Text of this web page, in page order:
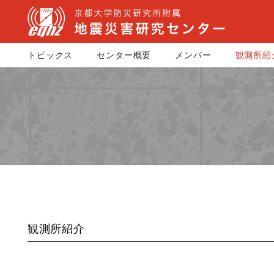
トピックス センター概要 メンバー 観測所紹
観測所紹介